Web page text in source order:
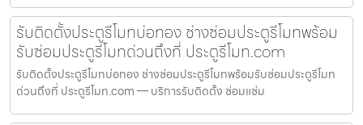
รับติดตั้งประตูรีโมทบ่อทอง ช่างซ่อมประตูรีโมทพร้อม
รับซ่อมประตูรีโมทด่วนถึงที่ ประตูรีโมท.com
รับติดตั้งประตูรีโมทบ่อทอง ช่างซ่อมประตูรีโมทพร้อมรับซ่อมประตูรีโมท
ด่วนถึงที่ ประตูรีโมท.com — บริการรับติดตั้ง ซ่อมแซ่ม